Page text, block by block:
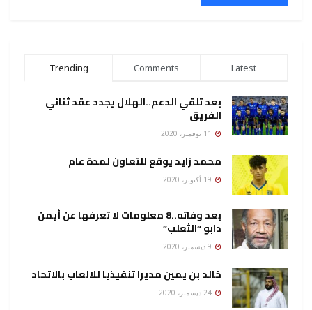
Trending Comments Latest
بعد تلقي الدعم..الهلال يجدد عقد ثنائي
الفريق
محمد زايد يوقع للتعاون لمدة عام
بعد وفاته..8 معلومات لا تعرفها عن أيمن
دابو “الثعلب”
خالد بن يمين مديرا تنفيذيا للالعاب بالاتحاد